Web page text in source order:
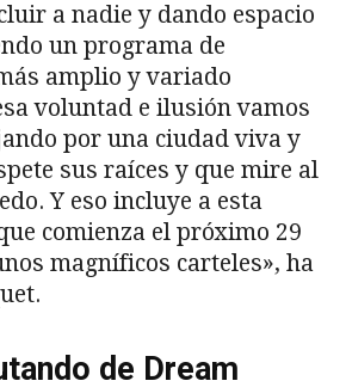
a nadie y dando espacio
un programa de
amplio y variado
voluntad e ilusión vamos
por una ciudad viva y
sus raíces y que mire al
Y eso incluye a esta
comienza el próximo 29
magníficos carteles», ha
de Dream